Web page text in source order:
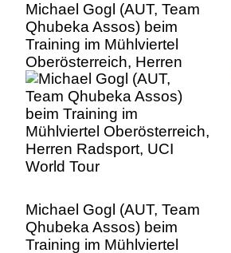
Michael Gogl (AUT, Team
Qhubeka Assos) beim
Training im Mühlviertel
Oberösterreich, Herren
Radsport, UCI World Tour
Michael Gogl (AUT, Team
Qhubeka Assos) beim
Training im Mühlviertel